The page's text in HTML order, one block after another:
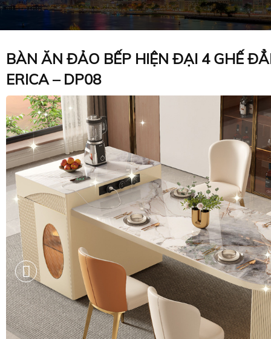
BÀN ĂN ĐẢO BẾP HIỆN ĐẠI 4 GHẾ
ERICA – DP08